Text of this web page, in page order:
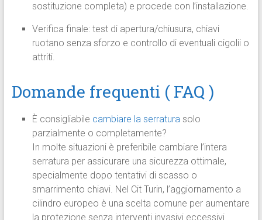
sostituzione completa) e procede con l’installazione.
Verifica finale: test di apertura/chiusura, chiavi
ruotano senza sforzo e controllo di eventuali cigolii o
attriti.
Domande frequenti ( FAQ )
È consigliabile cambiare la serraturasolo
parzialmente o completamente?
In molte situazioni è preferibile cambiare l’intera
serratura per assicurare una sicurezza ottimale,
specialmente dopo tentativi di scasso o
smarrimento chiavi. Nel Cit Turin, l’aggiornamento a
cilindro europeo è una scelta comune per aumentare
la protezione senza interventi invasivi eccessivi.